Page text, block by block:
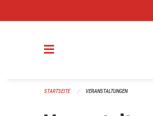
STARTSEITE VERANSTALTUNGEN